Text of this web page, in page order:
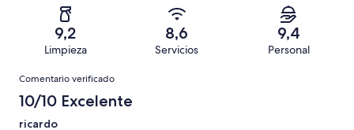
puntuación
puntuación
puntuación
una
puntuación
468
una
puntuación
9,2
Limpieza
8,6
Servicios
9,4
Personal
Comentarios
Comentario verificado
10/10 Excelente
ricardo